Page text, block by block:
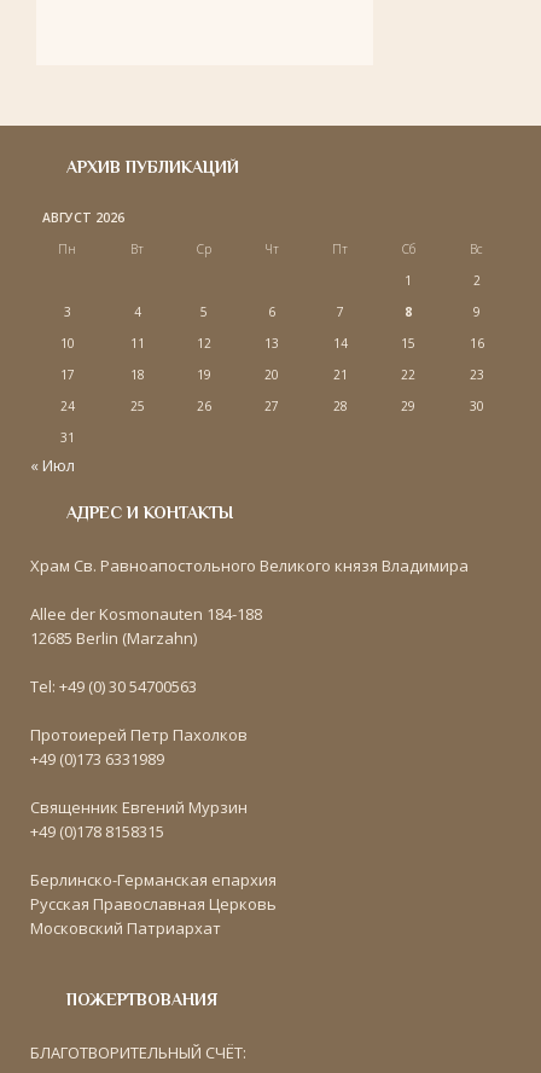
АРХИВ ПУБЛИКАЦИЙ
АВГУСТ 2026
Пн
Вт Ср Чт Пт Сб
Вс
1
2
3
4 5 6 7 8
9
10
11 12 13 14 15
16
17
18 19 20 21 22
23
24
25 26 27 28 29
30
31
« Июл
АДРЕС И КОНТАКТЫ
Храм Св. Равноапостольного Великого князя Владимира
Allee der Kosmonauten 184-188
12685 Berlin (Marzahn)
Tel: +49 (0) 30 54700563
Протоиерей Петр Пахолков
+49 (0)173 6331989
Священник Евгений Мурзин
+49 (0)178 8158315
Берлинско-Германская епархия
Русская Православная Церковь
Московский Патриархат
ПОЖЕРТВОВАНИЯ
БЛАГОТВОРИТЕЛЬНЫЙ СЧЁТ: